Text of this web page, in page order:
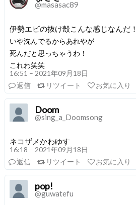
@masasac89
伊勢エビの抜け殻こんな感じなんだ！
いや沈んでるからあれやが
死んだと思っちゃうわ！
これわ笑笑
16:51 – 2021年09月18日
返信
リツイート お気に入り
Doom
@sing_a_Doomsong
ネコザメかわゆす
16:18 – 2021年09月18日
返信
リツイート お気に入り
pop!
@guwatefu